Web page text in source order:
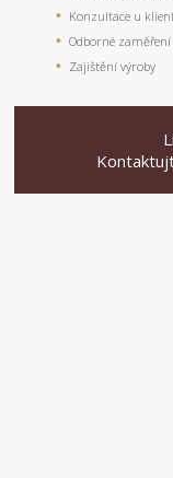
Konzultace u
Odborné zaměření
Zajištění výroby